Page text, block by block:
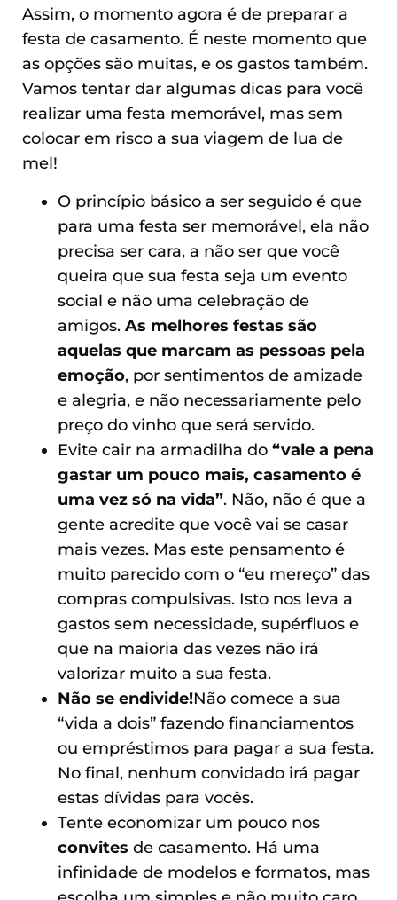
Assim, o momento agora é de preparar a
festa de casamento. É neste momento que
as opções são muitas, e os gastos também.
Vamos tentar dar algumas dicas para você
realizar uma festa memorável, mas sem
colocar em risco a sua viagem de lua de
mel!
O princípio básico a ser seguido é que
para uma festa ser memorável, ela não
precisa ser cara, a não ser que você
queira que sua festa seja um evento
social e não uma celebração de
amigos. As melhores festas são
aquelas que marcam as pessoas pela
emoção, por sentimentos de amizade
e alegria, e não necessariamente pelo
preço do vinho que será servido.
Evite cair na armadilha do “vale a pena
gastar um pouco mais, casamento é
uma vez só na vida”. Não, não é que a
gente acredite que você vai se casar
mais vezes. Mas este pensamento é
muito parecido com o “eu mereço” das
compras compulsivas. Isto nos leva a
gastos sem necessidade, supérfluos e
que na maioria das vezes não irá
valorizar muito a sua festa.
Não se endivide!Não comece a sua
“vida a dois” fazendo financiamentos
ou empréstimos para pagar a sua festa.
No final, nenhum convidado irá pagar
estas dívidas para vocês.
Tente economizar um pouco nos
convites de casamento. Há uma
infinidade de modelos e formatos, mas